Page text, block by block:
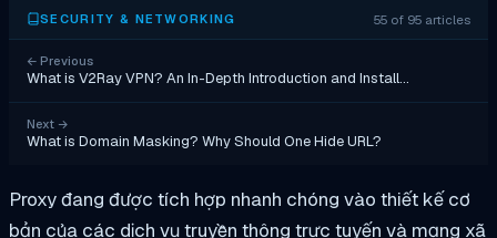
SECURITY & NETWORKING 55 of 95 articles
← Previous
What is V2Ray VPN? An In-Depth Introduction and Install…
Next →
What is Domain Masking? Why Should One Hide URL?
Proxy đang được tích hợp nhanh chóng vào thiết kế cơ
bản của các dịch vụ truyền thông trực tuyến và mạng xã